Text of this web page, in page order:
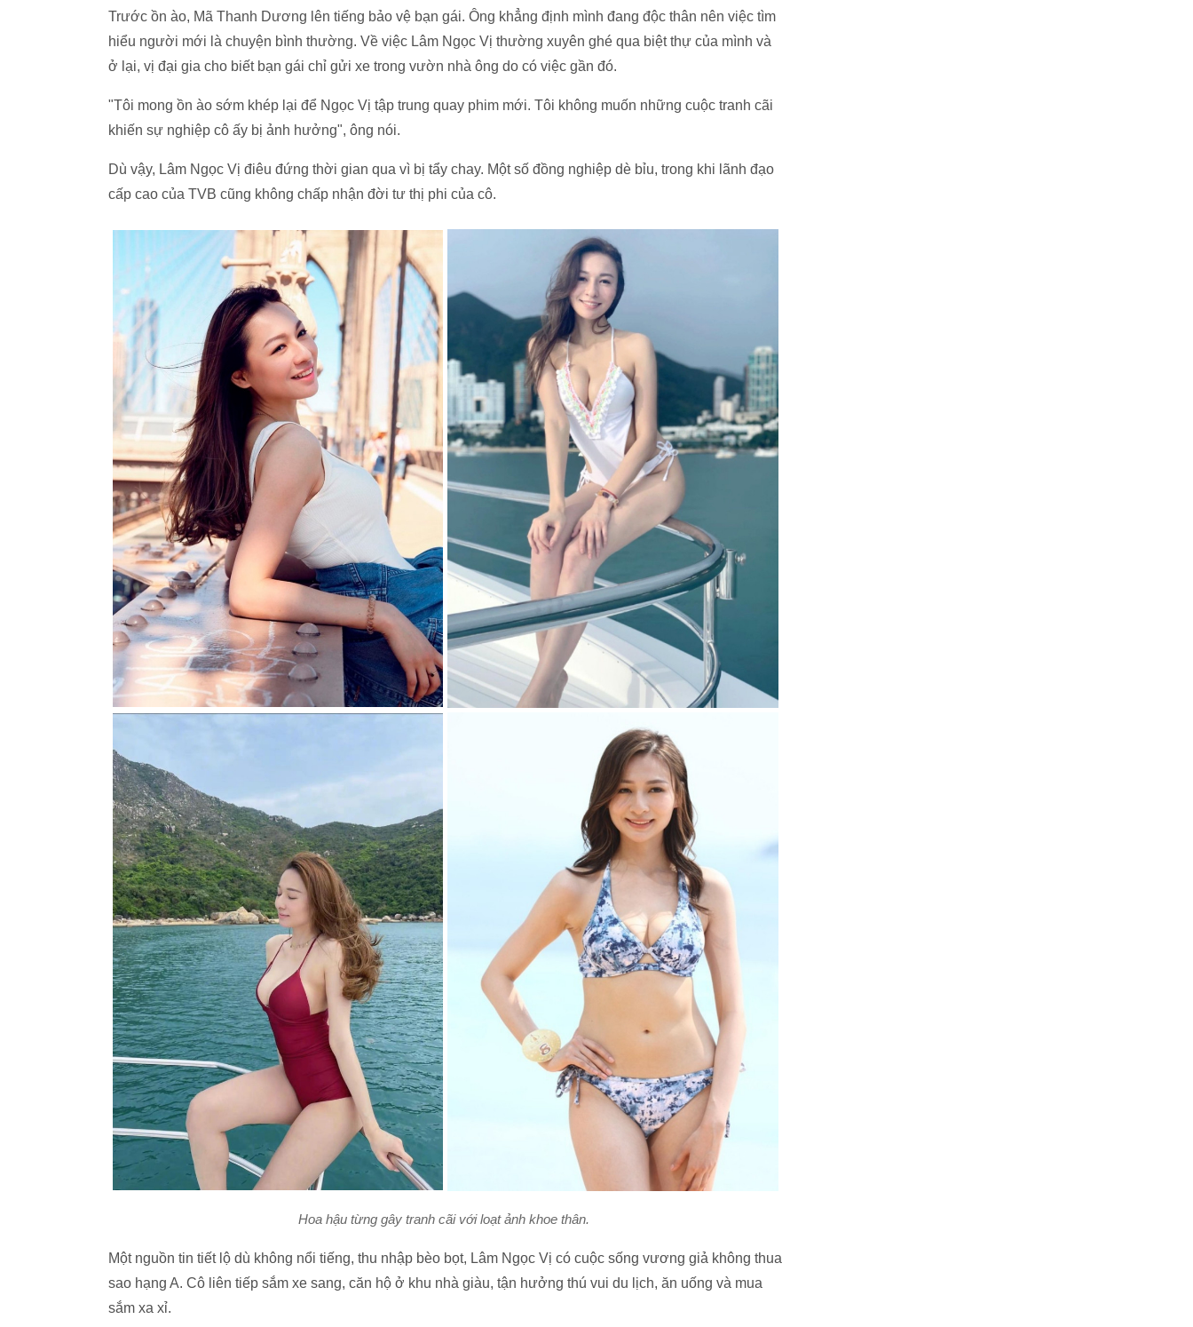
Trước ồn ào, Mã Thanh Dương lên tiếng bảo vệ bạn gái. Ông khẳng định mình đang độc thân nên việc tìm
hiểu người mới là chuyện bình thường. Về việc Lâm Ngọc Vị thường xuyên ghé qua biệt thự của mình và
ở lại, vị đại gia cho biết bạn gái chỉ gửi xe trong vườn nhà ông do có việc gần đó.
"Tôi mong ồn ào sớm khép lại để Ngọc Vị tập trung quay phim mới. Tôi không muốn những cuộc tranh cãi
khiến sự nghiệp cô ấy bị ảnh hưởng", ông nói.
Dù vậy, Lâm Ngọc Vị điêu đứng thời gian qua vì bị tẩy chay. Một số đồng nghiệp dè bỉu, trong khi lãnh đạo
cấp cao của TVB cũng không chấp nhận đời tư thị phi của cô.
Hoa hậu từng gây tranh cãi với loạt ảnh khoe thân.
Một nguồn tin tiết lộ dù không nổi tiếng, thu nhập bèo bọt, Lâm Ngọc Vị có cuộc sống vương giả không thua
sao hạng A. Cô liên tiếp sắm xe sang, căn hộ ở khu nhà giàu, tận hưởng thú vui du lịch, ăn uống và mua
sắm xa xỉ.